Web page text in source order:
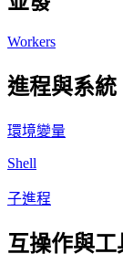
Workers
進程與系統
環境變量
Shell
子進程
互操作與工